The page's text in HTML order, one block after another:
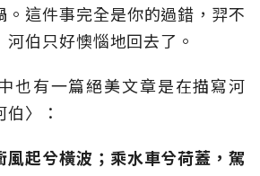
。這件事完全是你的過錯，羿不
伯只好懊惱地回去了。
也有一篇絕美文章是在描寫河
〉：
風起兮橫波；乘水車兮荷蓋，駕